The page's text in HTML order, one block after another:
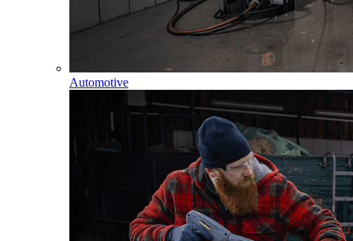
Automotive